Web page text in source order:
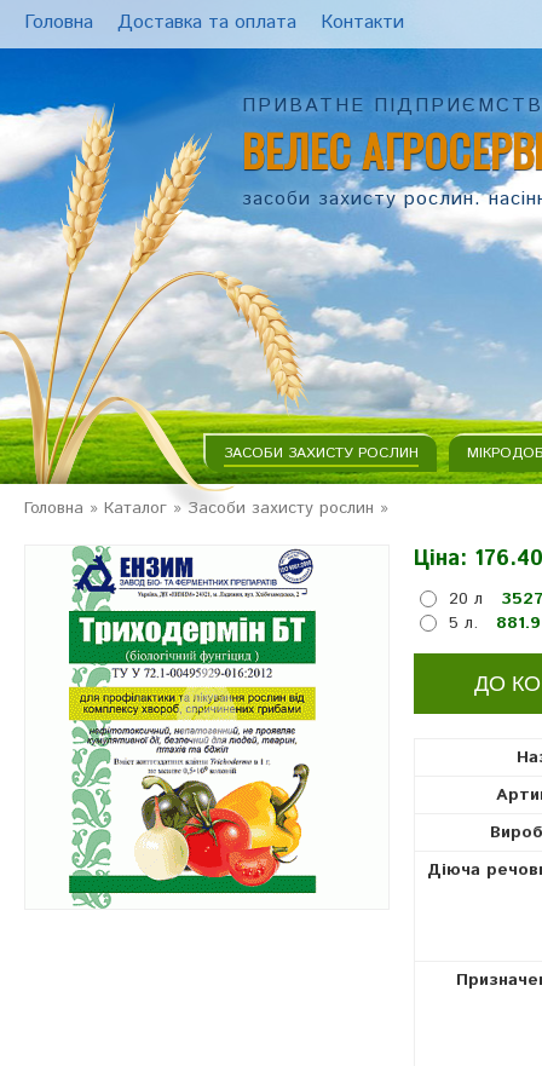
ПРИВАТНЕ
ВЕЛЕС
засоби захисту рослин.
Головна Доставка та оплата Контакти
ЗАСОБИ ЗАХИСТУ РОСЛИН
Головна » Каталог » Засоби захисту рослин »
фунгіциди
Ціна:
20 л
5 л.
Діюча